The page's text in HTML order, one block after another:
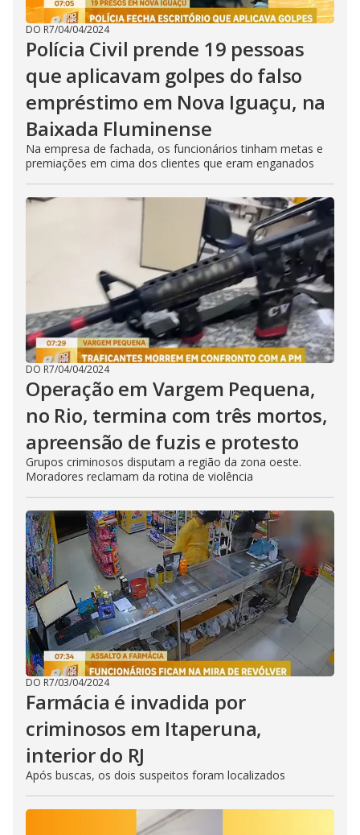
DO R7/04/04/2024
Polícia Civil prende 19 pessoas
que aplicavam golpes do falso
empréstimo em Nova Iguaçu, na
Baixada Fluminense
Na empresa de fachada, os funcionários tinham metas e
premiações em cima dos clientes que eram enganados
DO R7/04/04/2024
Operação em Vargem Pequena,
no Rio, termina com três mortos,
apreensão de fuzis e protesto
Grupos criminosos disputam a região da zona oeste.
Moradores reclamam da rotina de violência
DO R7/03/04/2024
Farmácia é invadida por
criminosos em Itaperuna,
interior do RJ
Após buscas, os dois suspeitos foram localizados